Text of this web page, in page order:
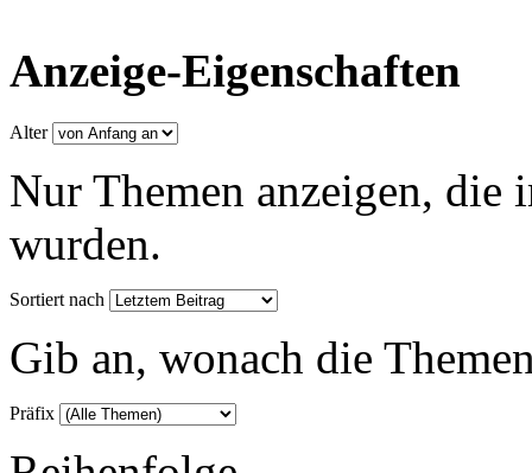
Anzeige-Eigenschaften
Alter
Nur Themen anzeigen, die
wurden.
Sortiert nach
Gib an, wonach die
Präfix